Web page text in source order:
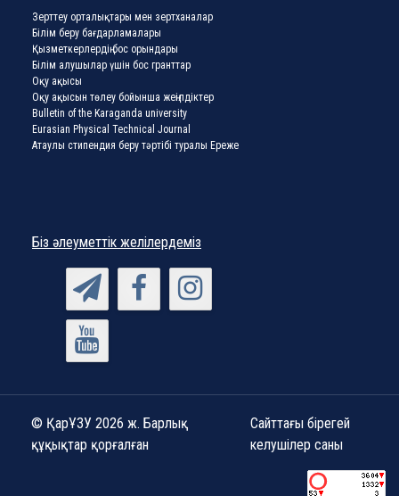
Зерттеу орталықтары мен зертханалар
Білім беру бағдарламалары
Қызметкерлердің бос орындары
Білім алушылар үшін бос гранттар
Оқу ақысы
Оқу ақысын төлеу бойынша жеңілдіктер
Bulletin of the Karaganda university
Eurasian Physical Technical Journal
Атаулы стипендия беру тәртібі туралы Ереже
Біз әлеуметтік желілердеміз
© ҚарҰЗУ 2026 ж. Барлық
құқықтар қорғалған
Сайттағы бірегей
келушілер саны